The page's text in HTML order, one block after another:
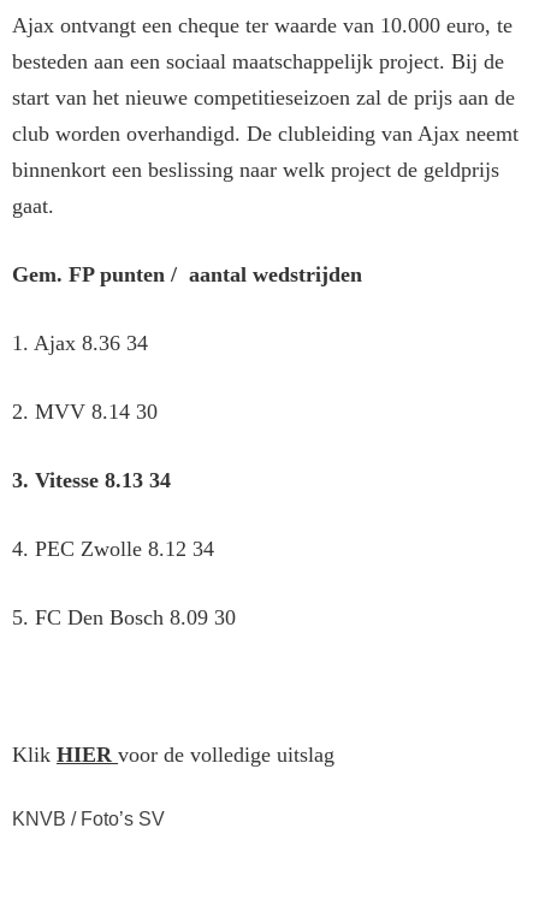
Ajax ontvangt een cheque ter waarde van 10.000 euro, te
besteden aan een sociaal maatschappelijk project. Bij de
start van het nieuwe competitieseizoen zal de prijs aan de
club worden overhandigd. De clubleiding van Ajax neemt
binnenkort een beslissing naar welk project de geldprijs
gaat.
Gem. FP punten / aantal wedstrijden
1. Ajax 8.36 34
2. MVV 8.14 30
3. Vitesse 8.13 34
4. PEC Zwolle 8.12 34
5. FC Den Bosch 8.09 30
Klik HIER voor de volledige uitslag
KNVB / Foto’s SV